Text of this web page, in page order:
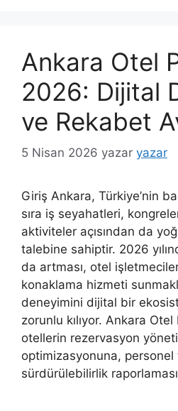
Ankara Otel
2026: Dijital
ve Rekabet
5 Nisan 2026 yazar yazar
Giriş Ankara, Türkiye’nin
sıra iş seyahatleri,
aktiviteler açısından da
talebine sahiptir. 2026
da artması, otel
konaklama hizmeti
deneyimini dijital bir
zorunlu kılıyor. Ankara Otel
otellerin rezervasyon
optimizasyonuna,
sürdürülebilirlik